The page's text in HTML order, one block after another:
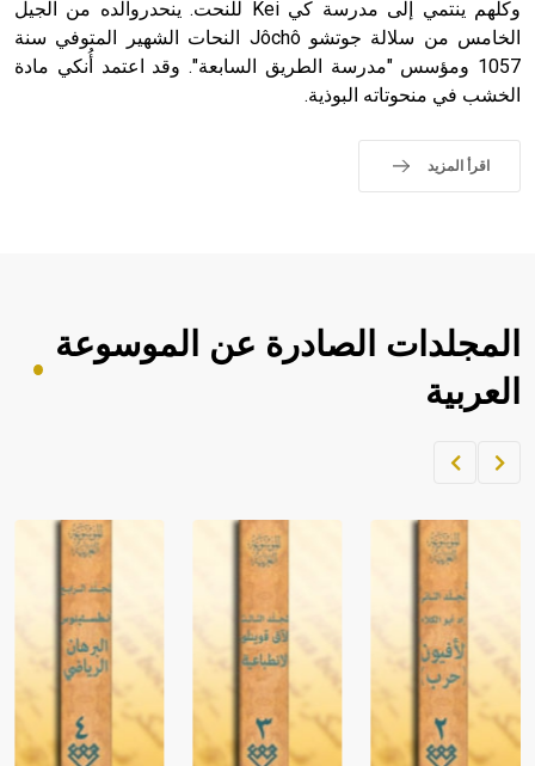
وكلهم ينتمي إلى مدرسة كي Kei للنحت. ينحدروالده من الجيل
الخامس من سلالة جوتشو Jôchô النحات الشهير المتوفي سنة
1057 ومؤسس "مدرسة الطريق السابعة". وقد اعتمد أُنكي مادة
الخشب في منحوتاته البوذية.
اقرأ المزيد
المجلدات الصادرة عن الموسوعة
العربية